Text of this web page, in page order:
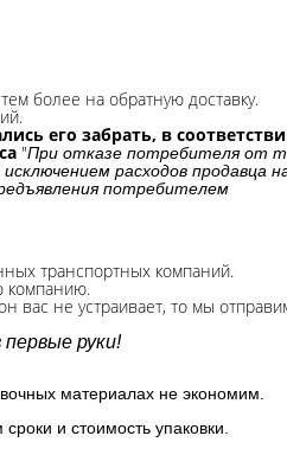
более на обратную доставку.
его забрать, в
"При отказе потребителя от
расходов продавца
потребителем
транспортных компаний.
компанию.
вас не устраивает, то мы
руки!
материалах не экономим.
и стоимость упаковки.